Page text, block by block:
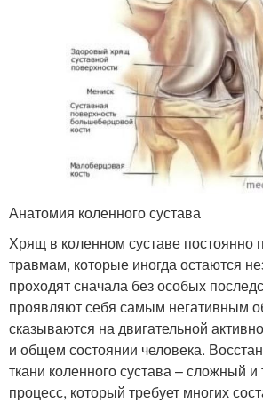
Анатомия коленного сустава
Хрящ в коленном суставе постоянно
травмам, которые иногда остаются
проходят сначала без особых
проявляют себя самым негативным
сказываются на двигательной
и общем состоянии человека.
ткани коленного сустава – сложный и
процесс, который требует многих